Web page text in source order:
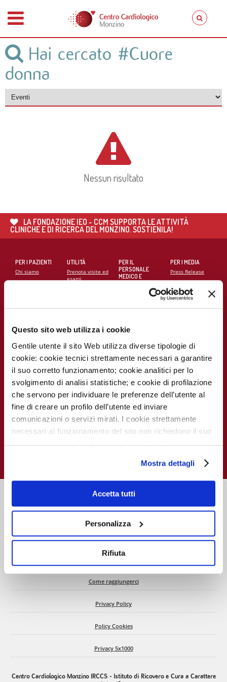
Questo sito web utilizza i cookie
Gentile utente il sito Web utilizza diverse tipologie di
cookie: cookie tecnici strettamente necessari a garantire
il suo corretto funzionamento; cookie analitici per lo
svolgimento di analisi statistiche; e cookie di profilazione
che servono per individuare le preferenze dell’utente al
fine di creare un profilo dell’utente ed inviare
comunicazioni o servizi mirati. I cookie strettamente
necessari al funzionamento del sito non richiedono il suo
consenso, per le altre tipologie di cookie potrà esprimere
Qualora non volesse esprimere preferenze può chiudere
il banner cliccando sul tasto x; in tal caso potranno
essere utilizzati solo i cookie strettamente necessari al
funzionamento del sito. Per “Maggiori Informazioni” la
Mostra dettagli
Accetta tutti
Personalizza
Rifiuta
Hai cercato #Cuore
donna
Nessun risultato
LA FONDAZIONE IEO - CCM SUPPORTA LE ATTIVITÀ
CLINICHE E DI RICERCA DEL MONZINO. SOSTIENILA!
PER I PAZIENTI
Chi siamo
del paziente
Codice Etico
UTILITÀ
Prenota visite ed
esami
viaggiare facile
Notizie dal
Monzino
Lavora con noi
PER IL
PERSONALE
MEDICO E
Eventi e Corsi
Corsi online
MECKI Score
RICERCATORI
Report
La ricerca al
Indice delle
scientifiche più
PER I MEDIA
Press Release
Notizie dal
Monzino
CAMPAGNE E
INIZIATIVE
Campagna
La settimana
Chi siamo
Come raggiungerci
Privacy Policy
Policy Cookies
Privacy 5x1000
Centro Cardiologico Monzino IRCCS - Istituto di Ricovero e Cura a Carattere